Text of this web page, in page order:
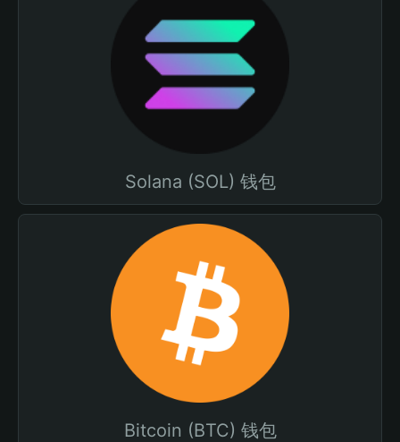
Solana (SOL) 钱包
Bitcoin (BTC) 钱包